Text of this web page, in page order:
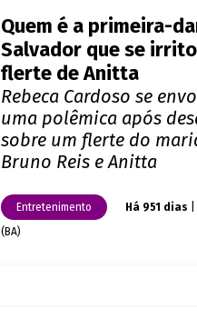
Quem é a primeira-
Salvador que se
flerte de Anitta
Rebeca Cardoso se
uma polêmica após
sobre um flerte do
Bruno Reis e Anitta
Entretenimento Há 951 dias
(BA)